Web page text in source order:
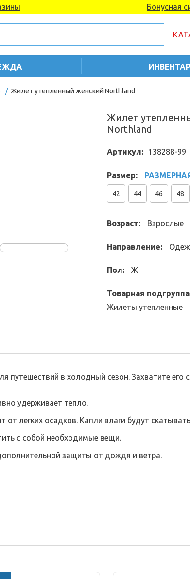
Бонусная
/ Жилет утепленный женский Northland
Жилет
Northland
Артикул: 138288-99
Размер:
42 44 46 48
Возраст: Взрослые
Направление:
Пол: Ж
Товарная
Жилеты утепленные
в холодный сезон. Захватите его
удерживает тепло.
легких осадков. Капли влаги будут
с собой необходимые вещи.
защиты от дождя и ветра.